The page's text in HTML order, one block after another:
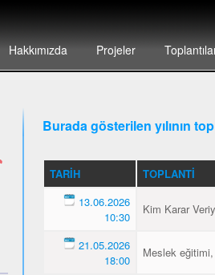
Hakkımızda Projeler
Burada gösterilen yılının
TARIH
TOPLANTI
13.06.2026
10:30
Kim Karar
21.05.2026
18:00
Meslek